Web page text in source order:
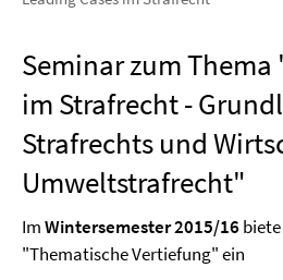
Seminar zum Thema
im Strafrecht -
Strafrechts und
Umweltstrafrecht"
ImWintersemester 2015/16
"Thematische Vertiefung" ein